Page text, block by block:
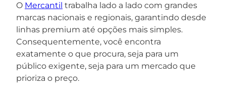
O Mercantil trabalha lado a lado com grandes
marcas nacionais e regionais, garantindo desde
linhas premium até opções mais simples.
Consequentemente, você encontra
exatamente o que procura, seja para um
público exigente, seja para um mercado que
prioriza o preço.